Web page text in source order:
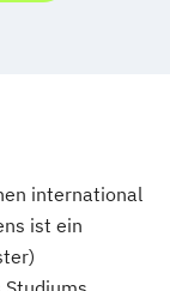
international
ist ein